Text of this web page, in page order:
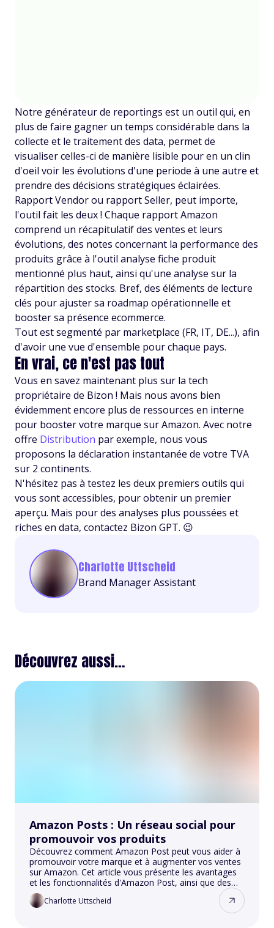
Notre générateur de reportings est un outil qui, en
plus de faire gagner un temps considérable dans la
collecte et le traitement des data, permet de
visualiser celles-ci de manière lisible pour en un clin
d'oeil voir les évolutions d'une periode à une autre et
prendre des décisions stratégiques éclairées.
Rapport Vendor ou rapport Seller, peut importe,
l'outil fait les deux ! Chaque rapport Amazon
comprend un récapitulatif des ventes et leurs
évolutions, des notes concernant la performance des
produits grâce à l'outil analyse fiche produit
mentionné plus haut, ainsi qu'une analyse sur la
répartition des stocks. Bref, des éléments de lecture
clés pour ajuster sa roadmap opérationnelle et
booster sa présence ecommerce.
Tout est segmenté par marketplace (FR, IT, DE...), afin
d'avoir une vue d'ensemble pour chaque pays.
En vrai, ce n'est pas tout
Vous en savez maintenant plus sur la tech
propriétaire de Bizon ! Mais nous avons bien
évidemment encore plus de ressources en interne
pour booster votre marque sur Amazon. Avec notre
offre Distribution par exemple, nous vous
proposons la déclaration instantanée de votre TVA
sur 2 continents.
N'hésitez pas à testez les deux premiers outils qui
vous sont accessibles, pour obtenir un premier
aperçu. Mais pour des analyses plus poussées et
riches en data, contactez Bizon GPT. 😉
Charlotte Uttscheid
Brand Manager Assistant
Découvrez aussi…
Amazon Posts : Un réseau social pour
promouvoir vos produits
Découvrez comment Amazon Post peut vous aider à
promouvoir votre marque et à augmenter vos ventes
sur Amazon. Cet article vous présente les avantages
et les fonctionnalités d'Amazon Post, ainsi que des
conseils pour maximiser l'impact de votre contenu.
Charlotte Uttscheid